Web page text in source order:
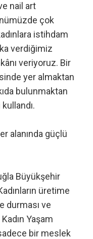
nail art
çok
istihdam
verdiğimiz
veriyoruz. Bir
yer almaktan
bulunmaktan
alanında güçlü
Büyükşehir
üretime
durması ve
Yaşam
bir meslek